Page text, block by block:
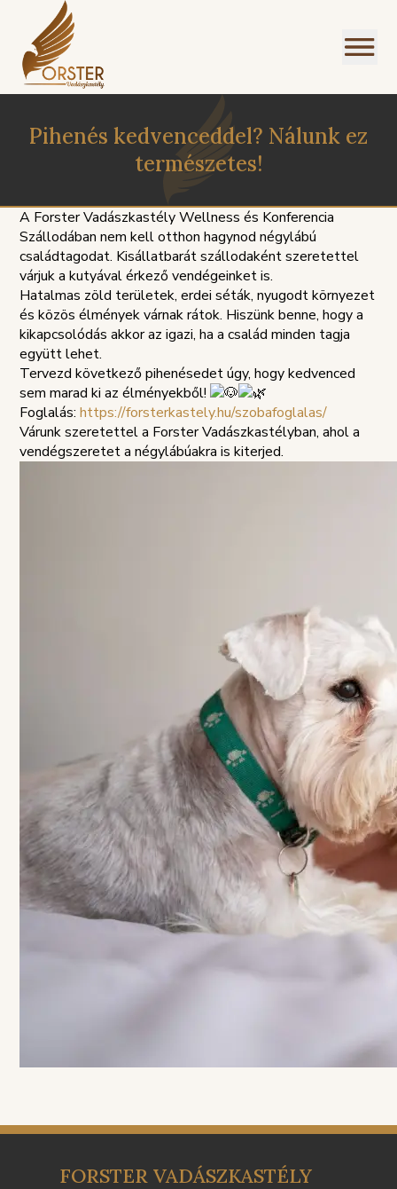
GDPR PANASZKEZELÉSI
SZABÁLYZAT
Pihenés kedvenceddel? Nálunk ez
természetes!
A Forster Vadászkastély Wellness és Konferencia
Szállodában nem kell otthon hagynod négylábú
családtagodat. Kisállatbarát szállodaként szeretettel
várjuk a kutyával érkező vendégeinket is.
Hatalmas zöld területek, erdei séták, nyugodt környezet
és közös élmények várnak rátok. Hiszünk benne, hogy a
kikapcsolódás akkor az igazi, ha a család minden tagja
együtt lehet.
Tervezd következő pihenésedet úgy, hogy kedvenced
sem marad ki az élményekből!
Foglalás:https://forsterkastely.hu/szobafoglalas/
Várunk szeretettel a Forster Vadászkastélyban, ahol a
vendégszeretet a négylábúakra is kiterjed.
FORSTER VADÁSZKASTÉLY